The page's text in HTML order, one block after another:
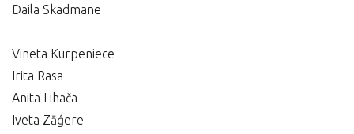
Daila Skadmane
Vineta Kurpeniece
Irita Rasa
Anita Lihača
Iveta Zāģere